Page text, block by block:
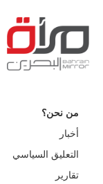
من نحن؟
أخبار
التعليق السياسي
تقارير